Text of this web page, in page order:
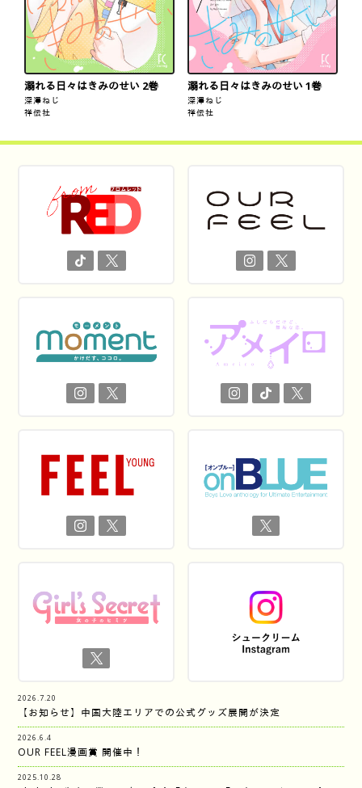
溺れる日々はきみのせい 2巻
深澤ねじ
祥伝社
溺れる日々はきみのせい 1巻
深澤ねじ
祥伝社
2026.7.20
【お知らせ】中国大陸エリアでの公式グッズ展開が決定
2026.6.4
OUR FEEL漫画賞 開催中！
2025.10.28